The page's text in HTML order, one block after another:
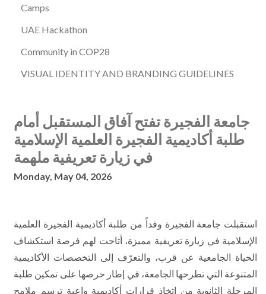
Camps
UAE Hackathon
Community in COP28
VISUAL IDENTITY AND BRANDING GUIDELINES
جامعة الفجيرة تفتح آفاق المستقبل أمام
طلبة أكاديمية الفجيرة العلمية الإسلامية
في زيارة تعريفية ملهمة
Monday, May 04, 2026
استقبلت جامعة الفجيرة وفداً من طلبة أكاديمية الفجيرة العلمية
الإسلامية في زيارة تعريفية مميزة، أتاحت لهم فرصة استكشاف
الحياة الجامعية عن قرب، والتعرّف إلى التخصصات الأكاديمية
المتنوعة التي تطرحها الجامعة، في إطار حرصها على تمكين طلبة
المرحلة الثانوية من اتخاذ قرارات أكاديمية واعية ترسم ملامح